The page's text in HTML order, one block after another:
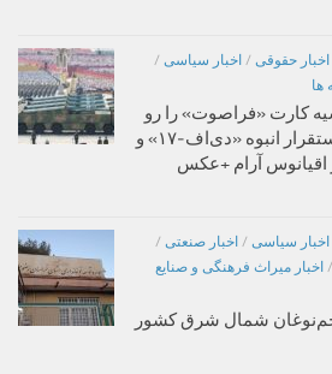
اخبار حقوقی / اخبار سیاسی /
ها
کارت «فراصوت» را رو
کرد/ وحشت در پنتاگون؛ استقرار انبوه «دی‌اف‑۱۷» و
اقیانوس آرام +عکس
اخبار سیاسی / اخبار صنعتی /
/ اخبار میراث فرهنگی و صنایع
تخم‌نوغان شمال شرق کشور